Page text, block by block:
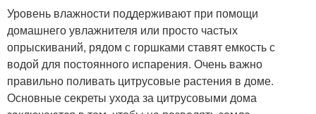
Уровень влажности поддерживают при помощи
домашнего увлажнителя или просто частых
опрыскиваний, рядом с горшками ставят емкость с
водой для постоянного испарения. Очень важно
правильно поливать цитрусовые растения в доме.
Основные секреты ухода за цитрусовыми дома